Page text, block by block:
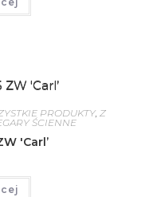
PRODUKTY, Z
ŚCIENNE
'Carl’